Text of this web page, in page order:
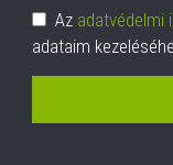
Adatvédelem
Az adatvédelmi
adataim